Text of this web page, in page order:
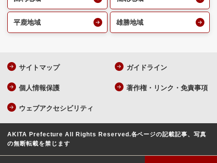
平鹿地域 雄勝地域
サイトマップ ガイドライン
個人情報保護 著作権・リンク・免責事項
ウェブアクセシビリティ
AKITA Prefecture All Rights Reserved.各ページの記載記事、写真
の無断転載を禁じます